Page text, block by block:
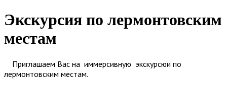
Экскурсия по лермонтовским
местам
Приглашаем Вас на иммерсивную экскурсюи по
лермонтовским местам.